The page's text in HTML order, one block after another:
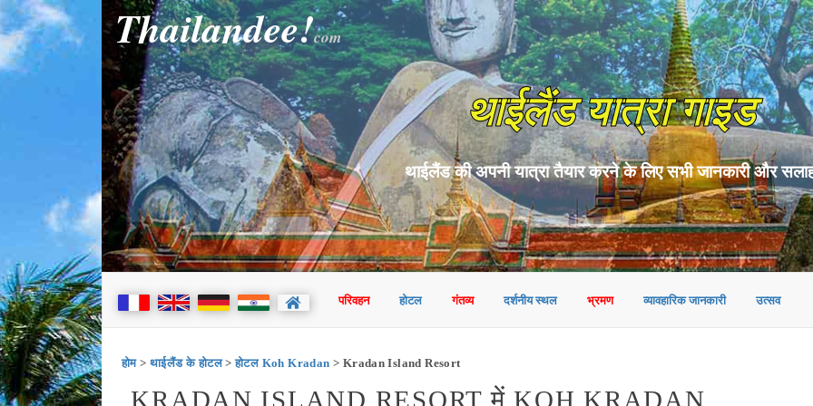
Thailandee!com
थाईलैंड यात्रा गाइड
थाईलैंड की अपनी यात्रा तैयार करने के लिए सभी जानकारी और
परिवहन होटल गंतव्य दर्शनीय स्थल भ्रमण व्यावहारिक जानकारी उत्सव
होम>थाईलैंड के होटल>होटल Koh Kradan > Kradan Island Resort
KRADAN ISLAND RESORT में KOH KRADAN